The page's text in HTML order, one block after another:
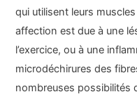
qui utilisent leurs
affection est due à une
l’exercice, ou à une
microdéchirures des
nombreuses possibilités